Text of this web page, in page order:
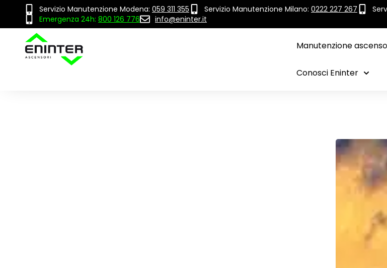
Servizio Manutenzione Modena: 059 311 355 Servizio Manutenzione Milano: 0222 227 267
Emergenza 24h: 800 126 776 info@eninter.it
Manutenzione
Conosci Eninter